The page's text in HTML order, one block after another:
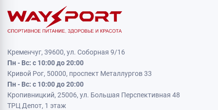
Кременчуг, 39600, ул. Соборная 9/16
Пн - Вс: с 10:00 до 20:00
Кривой Рог, 50000, проспект Металлургов 33
Пн - Вс: с 10:00 до 20:00
Кропивницкий, 25006, ул. Большая Перспективная 48
ТРЦ Депот, 1 этаж